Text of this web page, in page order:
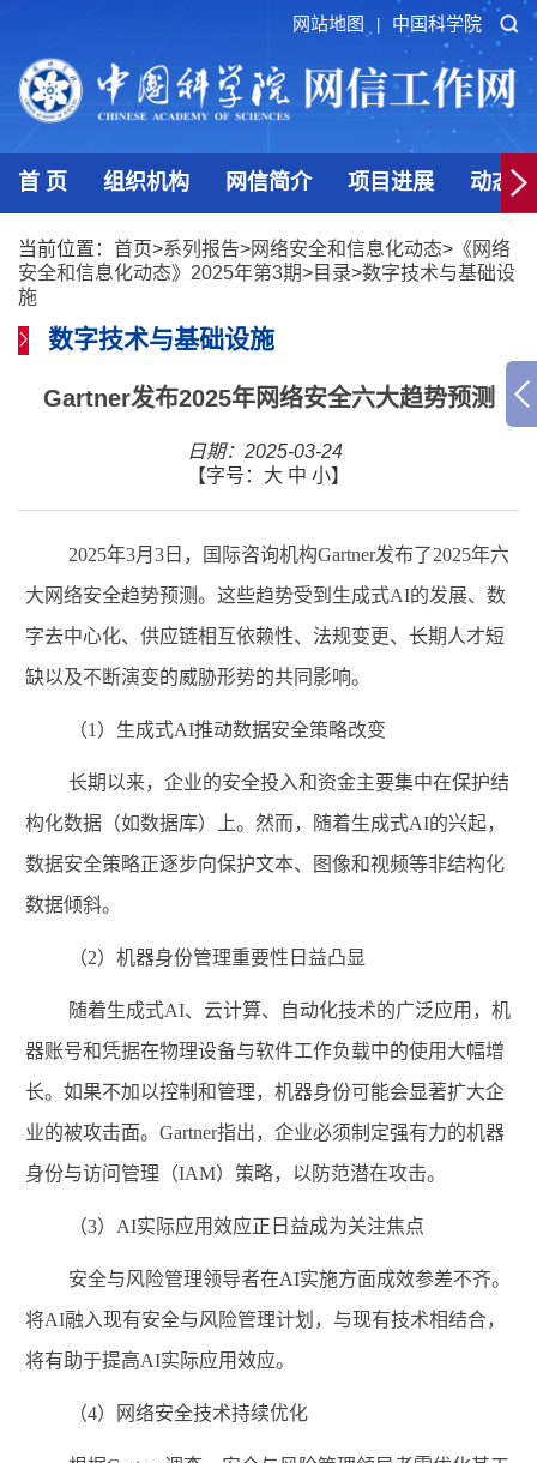
网站地图 中国科学院
首 页 组织机构 网信简介 项目进展 动态
当前位置： 首页>系列报告>网络安全和信息化动态> 《网络
安全和信息化动态》2025年第3期>目录>数字技术与基础设
施
数字技术与基础设施
Gartner发布2025年网络安全六大趋势预测
日期：2025-03-24
【字号： 大 中 小】
2025年3月 3 日，国际咨询机构Gartner发布了2025年六
大网络安全趋势预测。这些趋势受到生成式AI的发展、数
字去中心化、供应链相互依赖性、法规变更、长期人才短
缺以及不断演变的威胁形势的共同影响。
（1 ）生成式AI推动数据安全策略改变
长期以来，企业的安全投入和资金主要集中在保护结
构化数据（如数据库）上。然而，随着生成式AI的兴起，
数据安全策略正逐步向保护文本、图像和视频等非结构化
数据倾斜。
（2）机器身份管理重要性日益凸显
随着生成式AI、云计算、自动化技术的广泛应用，机
器账号和凭据在物理设备与软件工作负载中的使用大幅增
长。如果不加以控制和管理，机器身份可能会显著扩大企
业的被攻击面。 Gartner指出，企业必须制定强有力的机器
身份与访问管理（IAM）策略，以防范潜在攻击。
（3） AI实际应用效应正日益成为关注焦点
安全与风险管理领导者在AI实施方面成效参差不齐。
将AI融入现有安全与风险管理计划，与现有技术相结合，
将有助于提高AI实际应用效应。
（4）网络安全技术持续优化